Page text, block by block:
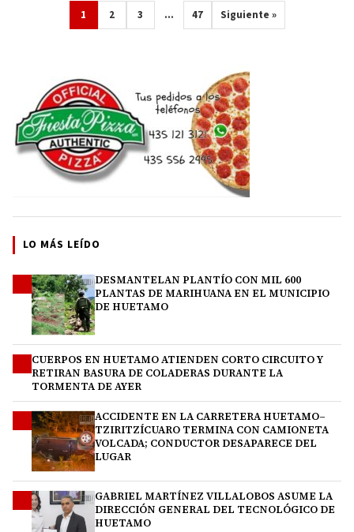
1 2 3 … 47 Siguiente »
LO MÁS LEÍDO
DESMANTELAN PLANTÍO CON MIL 600
PLANTAS DE MARIHUANA EN EL MUNICIPIO
DE HUETAMO
CUERPOS EN HUETAMO ATIENDEN CORTO CIRCUITO Y
RETIRAN BASURA DE COLADERAS DURANTE LA
TORMENTA DE AYER
ACCIDENTE EN LA CARRETERA HUETAMO–
TZIRITZÍCUARO TERMINA CON CAMIONETA
VOLCADA; CONDUCTOR DESAPARECE DEL
LUGAR
GABRIEL MARTÍNEZ VILLALOBOS ASUME LA
DIRECCIÓN GENERAL DEL TECNOLÓGICO DE
HUETAMO